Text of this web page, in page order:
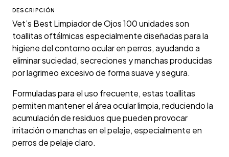
DESCRIPCIÓN
Vet’s Best Limpiador de Ojos 100 unidades son
toallitas oftálmicas especialmente diseñadas para la
higiene del contorno ocular en perros, ayudando a
eliminar suciedad, secreciones y manchas producidas
por lagrimeo excesivo de forma suave y segura.
Formuladas para el uso frecuente, estas toallitas
permiten mantener el área ocular limpia, reduciendo la
acumulación de residuos que pueden provocar
irritación o manchas en el pelaje, especialmente en
perros de pelaje claro.